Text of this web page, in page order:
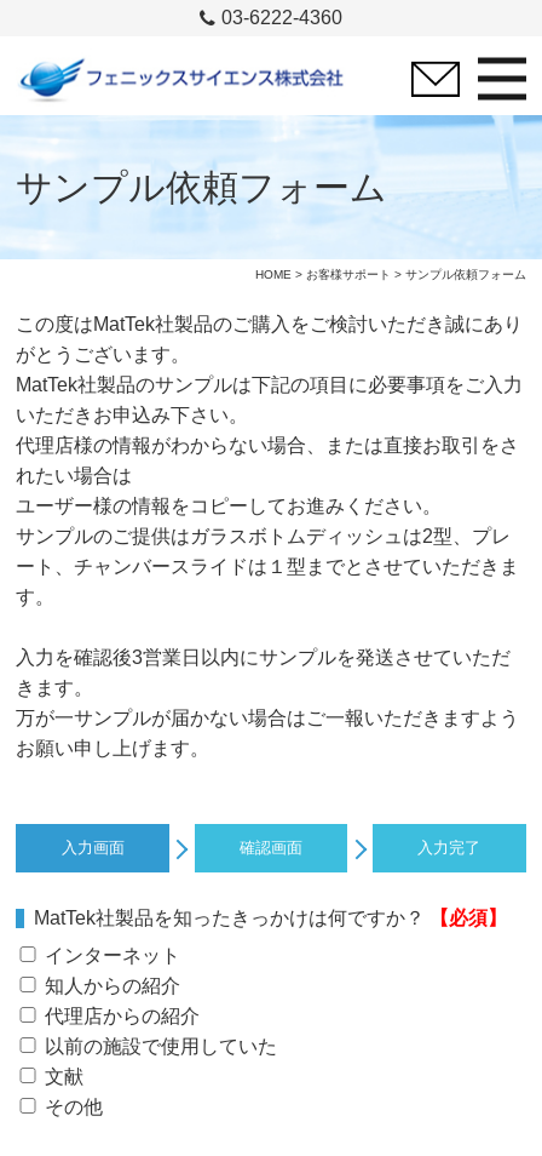
03-6222-4360
サンプル依頼フォーム
HOME > お客様サポート > サンプル依頼フォーム
この度はMatTek社製品のご購入をご検討いただき誠にあり
がとうございます。
MatTek社製品のサンプルは下記の項目に必要事項をご入力
いただきお申込み下さい。
代理店様の情報がわからない場合、または直接お取引をさ
れたい場合は
ユーザー様の情報をコピーしてお進みください。
サンプルのご提供はガラスボトムディッシュは2型、プレ
ート、チャンバースライドは１型までとさせていただきま
す。
入力を確認後3営業日以内にサンプルを発送させていただ
きます。
万が一サンプルが届かない場合はご一報いただきますよう
お願い申し上げます。
入力画面 確認画面 入力完了
MatTek社製品を知ったきっかけは何ですか？
【必須】
インターネット
知人からの紹介
代理店からの紹介
以前の施設で使用していた
文献
その他